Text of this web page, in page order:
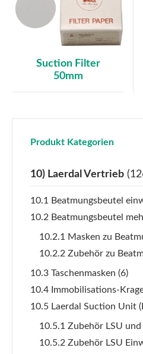
Suction Filter
50mm
Produkt Kategorien
10) Laerdal Vertrieb
10.1 Beatmungsbeutel
10.2 Beatmungsbeutel
10.2.1 Masken zu
10.2.2 Zubehör zu
10.3 Taschenmasken (6)
10.4 Immobilisations-
10.5 Laerdal Suction Unit
10.5.1 Zubehör LSU und
10.5.2 Zubehör LSU